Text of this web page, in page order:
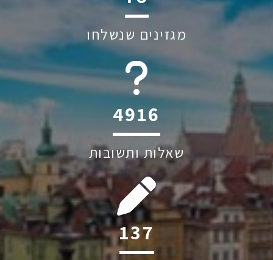
מגזינים שנשלחו
6045
שאלות ותשובות
188